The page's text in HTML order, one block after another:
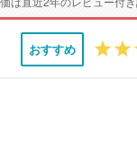
おすすめ